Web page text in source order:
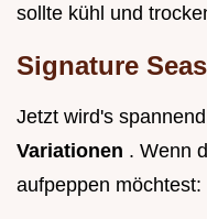
sollte kühl und
Signature
Jetzt wird's
Variationen . Wenn
aufpeppen möchtest: